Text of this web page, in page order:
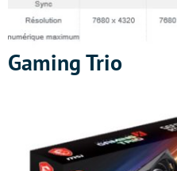
Gaming Trio